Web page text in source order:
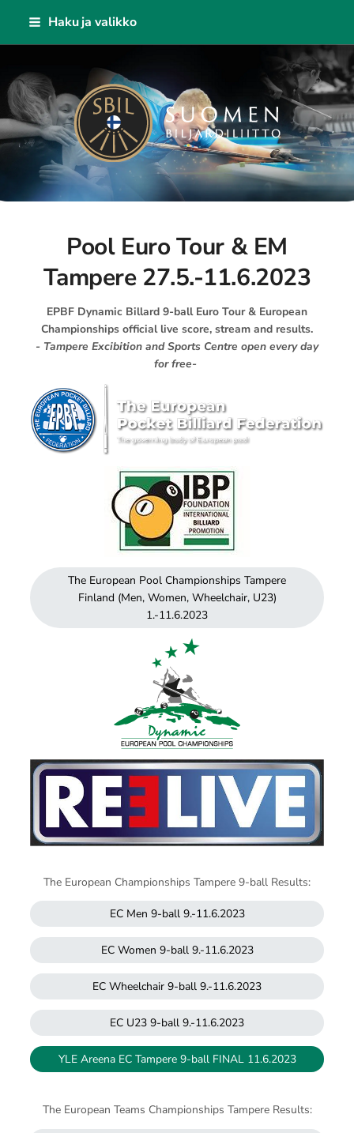
Siirry
Haku ja valikko
Suomen Biljardiliitto ry
Pool Euro Tour & EM
Tampere 27.5.-11.6.2023
EPBF Dynamic Billard 9-ball Euro Tour & European
Championships official live score, stream and results.
- Tampere Excibition and Sports Centre open every day
for free-
The European Pool Championships Tampere
Finland (Men, Women, Wheelchair, U23)
1.-11.6.2023
The European Championships Tampere 9-ball Results:
EC Men 9-ball 9.-11.6.2023
EC Women 9-ball 9.-11.6.2023
EC Wheelchair 9-ball 9.-11.6.2023
EC U23 9-ball 9.-11.6.2023
YLE Areena EC Tampere 9-ball FINAL 11.6.2023
The European Teams Championships Tampere Results: